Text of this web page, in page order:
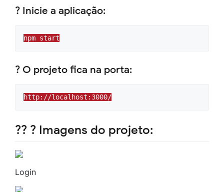
? Inicie a aplicação:
npm start
? O projeto fica na porta:
http://localhost:3000/
?? ?️ Imagens do projeto:
Login